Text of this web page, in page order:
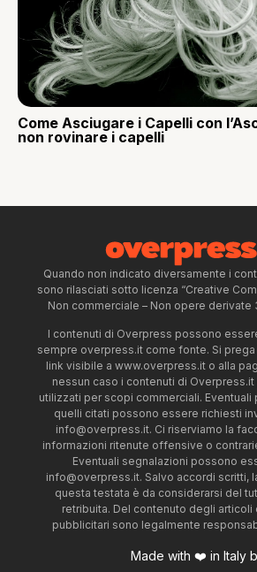
Come Asciugare i Capelli con
non rovinare i capelli
Quando non indicato diversamente i
sono rilasciati sotto licenza “Creative
Non commerciale – Non opere derivate
I contenuti di Overpress possono
sempre overpress.it come fonte. Si
link visibile a www.overpress.it o alla
nessun caso i contenuti di
utilizzati per scopi commerciali.
quelli citati possono essere richiesti
info@overpress.it. Ci riserviamo la
informazioni ritenute offensive o
Eventuali segnalazioni possono
info@overpress.it. Salvo accordi scritti,
questa testata è da considerarsi del
retribuita. Del contenuto degli articoli
pubblicitari sono legalmente
Made with ❤️ in Italy